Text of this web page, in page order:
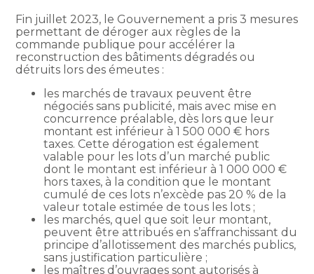
Fin juillet 2023, le Gouvernement a pris 3 mesures
permettant de déroger aux règles de la
commande publique pour accélérer la
reconstruction des bâtiments dégradés ou
détruits lors des émeutes :
les marchés de travaux peuvent être
négociés sans publicité, mais avec mise en
concurrence préalable, dès lors que leur
montant est inférieur à 1 500 000 € hors
taxes. Cette dérogation est également
valable pour les lots d’un marché public
dont le montant est inférieur à 1 000 000 €
hors taxes, à la condition que le montant
cumulé de ces lots n’excède pas 20 % de la
valeur totale estimée de tous les lots ;
les marchés, quel que soit leur montant,
peuvent être attribués en s’affranchissant du
principe d’allotissement des marchés publics,
sans justification particulière ;
les maîtres d’ouvrages sont autorisés à